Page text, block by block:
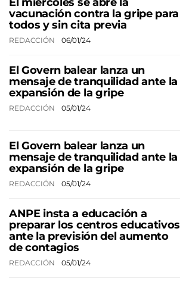
vacunación contra la gripe para
todos y sin cita previa
REDACCIÓN 06/01/24
El Govern balear lanza un
mensaje de tranquilidad ante la
expansión de la gripe
REDACCIÓN 05/01/24
El Govern balear lanza un
mensaje de tranquilidad ante la
expansión de la gripe
REDACCIÓN 05/01/24
ANPE insta a educación a
preparar los centros educativos
ante la previsión del aumento
de contagios
REDACCIÓN 05/01/24